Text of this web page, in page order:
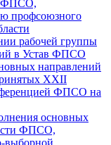
ФПСО,
профсоюзного
рабочей группы
в Устав ФПСО
направлений
XXII
ФПСО на
основных
ФПСО,
выборной